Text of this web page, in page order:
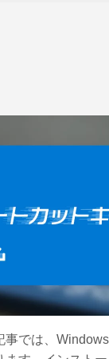
ム > Windows
情報
事では、